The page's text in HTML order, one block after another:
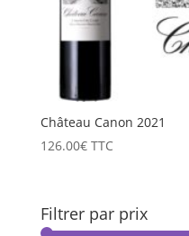
Château Canon 2021
126.00€ TTC
Filtrer par prix